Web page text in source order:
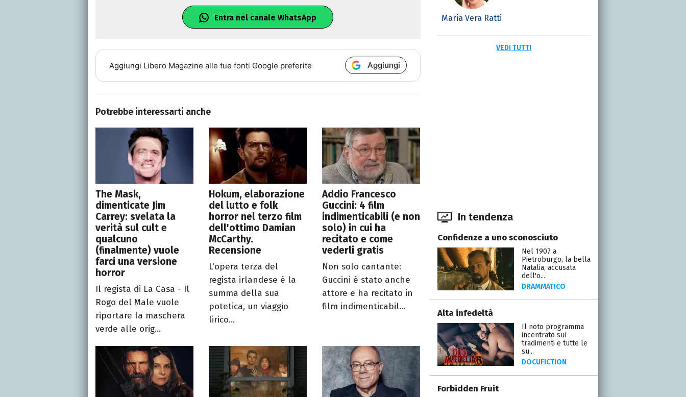
Entra nel canale WhatsApp
Aggiungi Libero Magazine alle tue fonti Google preferite Aggiungi
Potrebbe interessarti anche
The Mask,
dimenticate Jim
Carrey: svelata la
verità sul cult e
qualcuno
(finalmente) vuole
farci una versione
horror
Il regista di La Casa - Il
Rogo del Male vuole
riportare la maschera
verde alle orig...
Hokum, elaborazione
del lutto e folk
horror nel terzo film
dell'ottimo Damian
McCarthy.
Recensione
L'opera terza del
regista irlandese è la
summa della sua
potetica, un viaggio
lirico...
Addio Francesco
Guccini: 4 film
indimenticabili (e non
solo) in cui ha
recitato e come
vederli gratis
Non solo cantante:
Guccini è stato anche
attore e ha recitato in
film indimenticabil...
Maria Vera Ratti
VEDI TUTTI
In tendenza
Confidenze a uno sconosciuto
Nel 1907 a
Pietroburgo, la bella
Natalia, accusata
dell'o...
DRAMMATICO
Alta infedeltà
Il noto programma
incentrato sui
tradimenti e tutte le
su...
DOCUFICTION
Forbidden Fruit